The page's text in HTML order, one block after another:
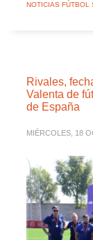
NOTICIAS FÚTBOL
Rivales,
Valenta de
de España
MIÉRCOLES, 18